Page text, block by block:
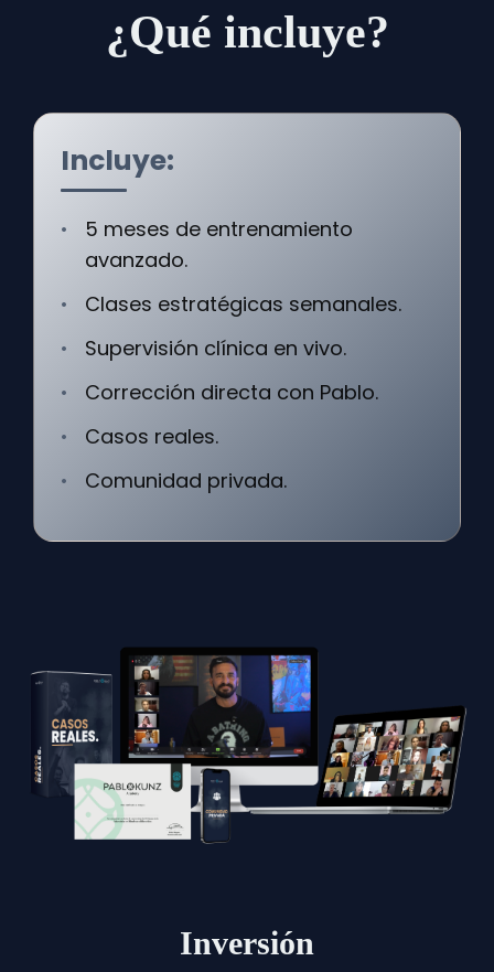
¿Qué incluye?
Incluye:
5 meses de entrenamiento
avanzado.
Clases estratégicas semanales.
Supervisión clínica en vivo.
Corrección directa con Pablo.
Casos reales.
Comunidad privada.
Inversión